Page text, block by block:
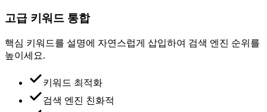
고급 키워드 통합
핵심 키워드를 설명에 자연스럽게 삽입하여 검색 엔진 순위를
높이세요.
키워드 최적화
검색 엔진 친화적